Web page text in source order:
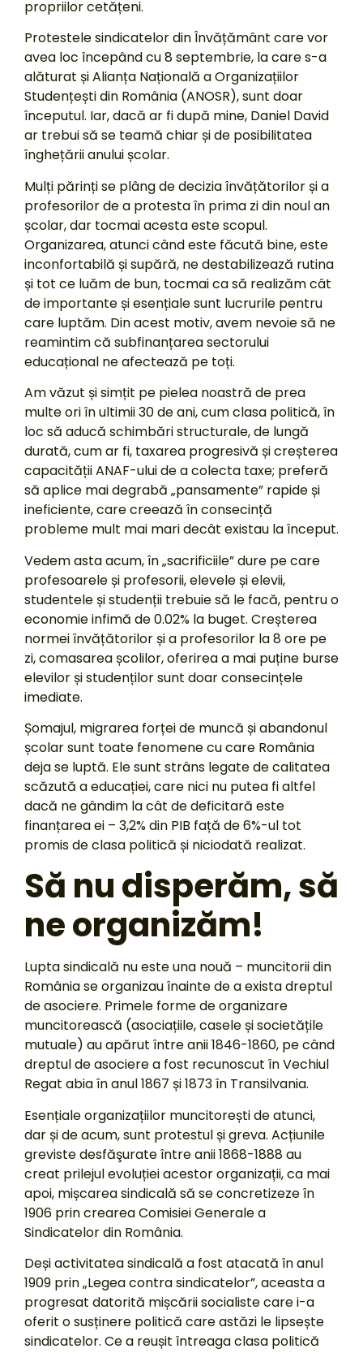
propriilor cetățeni.
Protestele sindicatelor din Învățământ care vor
avea loc începând cu 8 septembrie, la care s-a
alăturat și Alianța Națională a Organizațiilor
Studențești din România (ANOSR), sunt doar
începutul. Iar, dacă ar fi după mine, Daniel David
ar trebui să se teamă chiar și de posibilitatea
înghețării anului școlar.
Mulți părinți se plâng de decizia învățătorilor și a
profesorilor de a protesta în prima zi din noul an
școlar, dar tocmai acesta este scopul.
Organizarea, atunci când este făcută bine, este
inconfortabilă și supără, ne destabilizează rutina
și tot ce luăm de bun, tocmai ca să realizăm cât
de importante și esențiale sunt lucrurile pentru
care luptăm. Din acest motiv, avem nevoie să ne
reamintim că subfinanțarea sectorului
educațional ne afectează pe toți.
Am văzut și simțit pe pielea noastră de prea
multe ori în ultimii 30 de ani, cum clasa politică, în
loc să aducă schimbări structurale, de lungă
durată, cum ar fi, taxarea progresivă și creșterea
capacității ANAF-ului de a colecta taxe; preferă
să aplice mai degrabă „pansamente” rapide și
ineficiente, care creează în consecință
probleme mult mai mari decât existau la început.
Vedem asta acum, în „sacrificiile” dure pe care
profesoarele și profesorii, elevele și elevii,
studentele și studenții trebuie să le facă, pentru o
economie infimă de 0.02% la buget. Creșterea
normei învățătorilor și a profesorilor la 8 ore pe
zi, comasarea școlilor, oferirea a mai puține burse
elevilor și studenților sunt doar consecințele
imediate.
Șomajul, migrarea forței de muncă și abandonul
școlar sunt toate fenomene cu care România
deja se luptă. Ele sunt strâns legate de calitatea
scăzută a educației, care nici nu putea fi altfel
dacă ne gândim la cât de deficitară este
finanțarea ei – 3,2% din PIB față de 6%-ul tot
promis de clasa politică și niciodată realizat.
Să nu disperăm, să
ne organizăm!
Lupta sindicală nu este una nouă – muncitorii din
România se organizau înainte de a exista dreptul
de asociere. Primele forme de organizare
muncitorească (asociațiile, casele și societățile
mutuale) au apărut între anii 1846-1860, pe când
dreptul de asociere a fost recunoscut în Vechiul
Regat abia în anul 1867 și 1873 în Transilvania.
Esențiale organizațiilor muncitorești de atunci,
dar și de acum, sunt protestul și greva. Acțiunile
greviste desfăşurate între anii 1868-1888 au
creat prilejul evoluției acestor organizații, ca mai
apoi, mișcarea sindicală să se concretizeze în
1906 prin crearea Comisiei Generale a
Sindicatelor din România.
Deși activitatea sindicală a fost atacată în anul
1909 prin „Legea contra sindicatelor”, aceasta a
progresat datorită mișcării socialiste care i-a
oferit o susținere politică care astăzi le lipsește
sindicatelor. Ce a reușit întreaga clasa politică